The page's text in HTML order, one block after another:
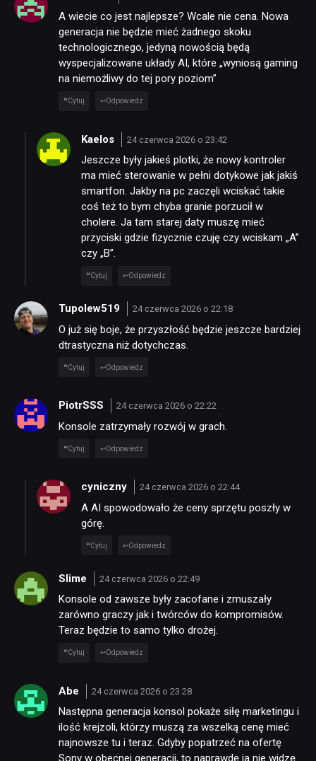
RETRO
TECHNOLOGIE
DYSKUSJE
JUŻ GRALIŚMY
SKLEP
A wiecie co jest najlepsze? Wcale nie cena. Nowa
generacja nie będzie mieć żadnego skoku
technologicznego, jedyną nowością będą
wyspecjalizowane układy AI, które „wyniosą gaming
na niemożliwy do tej pory poziom”
Cytuj Odpowiedz
Kaelos 24 czerwca 2026 o 23:42
Jeszcze były jakieś plotki, że nowy kontroler
ma mieć sterowanie w pełni dotykowe jak jakiś
smartfon. Jakby na pc zaczęli wciskać takie
coś też to bym chyba granie porzucił w
cholere. Ja tam starej daty muszę mieć
przyciski gdzie fizycznie czuję czy wciskam „A”
czy „B”.
Cytuj Odpowiedz
Tupolew519 24 czerwca 2026 o 22:18
O już się boje, że przyszłość będzie jeszcze bardziej
dtrastyczna niż dotychczas.
Cytuj Odpowiedz
PiotrSSS 24 czerwca 2026 o 22:22
Konsole zatrzymały rozwój w grach.
Cytuj Odpowiedz
cyniczny 24 czerwca 2026 o 22:44
A AI spowodowało że ceny sprzętu poszły w
górę.
Cytuj Odpowiedz
Slime 24 czerwca 2026 o 22:49
Konsole od zawsze były zacofane i zmuszały
zarówno graczy jak i twórców do kompromisów.
Teraz będzie to samo tylko drożej.
Cytuj Odpowiedz
Abe 24 czerwca 2026 o 23:28
Następna generacja konsol pokaże siłę marketingu i
ilość krejzoli, którzy muszą za wszelką cenę mieć
najnowsze tu i teraz. Gdyby popatrzeć na ofertę
Sony w obecnej generacji, to naprawdę ja nie widzę